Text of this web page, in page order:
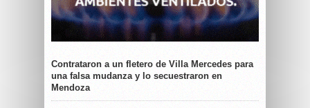
Contrataron a un fletero de Villa Mercedes para
una falsa mudanza y lo secuestraron en
Mendoza